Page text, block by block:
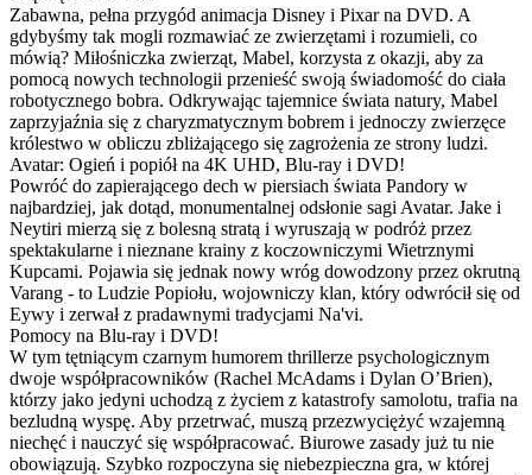
Zabawna, pełna przygód animacja Disney i Pixar na DVD. A
gdybyśmy tak mogli rozmawiać ze zwierzętami i rozumieli, co
mówią? Miłośniczka zwierząt, Mabel, korzysta z okazji, aby za
pomocą nowych technologii przenieść swoją świadomość do ciała
robotycznego bobra. Odkrywając tajemnice świata natury, Mabel
zaprzyjaźnia się z charyzmatycznym bobrem i jednoczy zwierzęce
królestwo w obliczu zbliżającego się zagrożenia ze strony ludzi.
Avatar: Ogień i popiół na 4K UHD, Blu-ray i DVD!
Powróć do zapierającego dech w piersiach świata Pandory w
najbardziej, jak dotąd, monumentalnej odsłonie sagi Avatar. Jake i
Neytiri mierzą się z bolesną stratą i wyruszają w podróż przez
spektakularne i nieznane krainy z koczowniczymi Wietrznymi
Kupcami. Pojawia się jednak nowy wróg dowodzony przez okrutną
Varang - to Ludzie Popiołu, wojowniczy klan, który odwrócił się od
Eywy i zerwał z pradawnymi tradycjami Na'vi.
Pomocy na Blu-ray i DVD!
W tym tętniącym czarnym humorem thrillerze psychologicznym
dwoje współpracowników (Rachel McAdams i Dylan O’Brien),
którzy jako jedyni uchodzą z życiem z katastrofy samolotu, trafia na
bezludną wyspę. Aby przetrwać, muszą przezwyciężyć wzajemną
niechęć i nauczyć się współpracować. Biurowe zasady już tu nie
obowiązują. Szybko rozpoczyna się niebezpieczna gra, w której